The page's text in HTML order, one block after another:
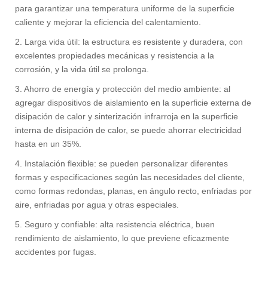
para garantizar una temperatura uniforme de la superficie
caliente y mejorar la eficiencia del calentamiento.
2. Larga vida útil: la estructura es resistente y duradera, con
excelentes propiedades mecánicas y resistencia a la
corrosión, y la vida útil se prolonga.
3. Ahorro de energía y protección del medio ambiente: al
agregar dispositivos de aislamiento en la superficie externa de
disipación de calor y sinterización infrarroja en la superficie
interna de disipación de calor, se puede ahorrar electricidad
hasta en un 35%. ‌
4. Instalación flexible: se pueden personalizar diferentes
formas y especificaciones según las necesidades del cliente,
como formas redondas, planas, en ángulo recto, enfriadas por
aire, enfriadas por agua y otras especiales. ‌
5. Seguro y confiable: alta resistencia eléctrica, buen
rendimiento de aislamiento, lo que previene eficazmente
accidentes por fugas. ‌